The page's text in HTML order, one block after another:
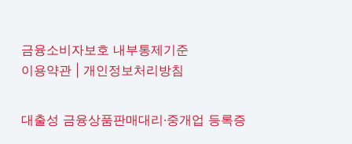
금융소비자보호 내부통제기준
이용약관| 개인정보처리방침
대출성 금융상품판매대리·중개업 등록증